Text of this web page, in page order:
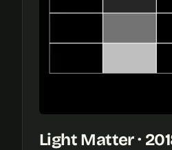
Light Matter ·